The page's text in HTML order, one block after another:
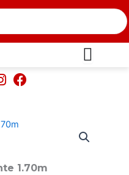
1.70m